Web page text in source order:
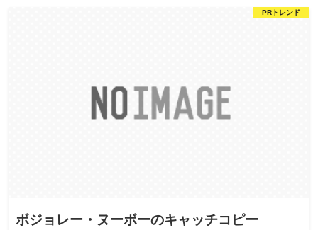
PRトレンド
ボジョレー・ヌーボーのキャッチコピー